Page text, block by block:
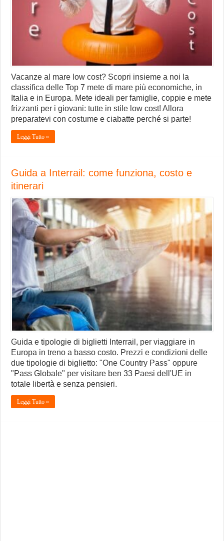
Vacanze al mare low cost? Scopri insieme a noi la
classifica delle Top 7 mete di mare più economiche, in
Italia e in Europa. Mete ideali per famiglie, coppie e mete
frizzanti per i giovani: tutte in stile low cost! Allora
preparatevi con costume e ciabatte perché si parte!
Leggi Tutto »
Guida a Interrail: come funziona, costo e
itinerari
Guida e tipologie di biglietti Interrail, per viaggiare in
Europa in treno a basso costo. Prezzi e condizioni delle
due tipologie di biglietto: "One Country Pass" oppure
"Pass Globale" per visitare ben 33 Paesi dell'UE in
totale libertà e senza pensieri.
Leggi Tutto »